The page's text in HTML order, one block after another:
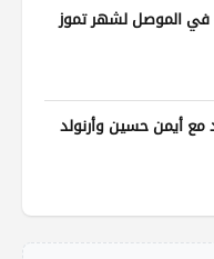
في الموصل لشهر تموز
مع أيمن حسين وأرنولد